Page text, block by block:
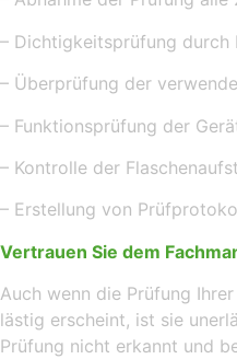
– Dichtigkeitsprüfung durch
– Überprüfung der
– Funktionsprüfung der
– Kontrolle der
– Erstellung von
Vertrauen Sie dem
Auch wenn die Prüfung
lästig erscheint, ist sie
Prüfung nicht erkannt und